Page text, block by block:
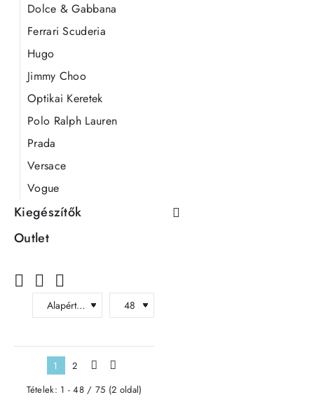
Dolce & Gabbana
Ferrari Scuderia
Hugo
Jimmy Choo
Optikai Keretek
Polo Ralph Lauren
Prada
Versace
Vogue
Kiegészítők
Outlet
1 2 >
>|
Tételek: 1 - 48 / 75 (2 oldal)